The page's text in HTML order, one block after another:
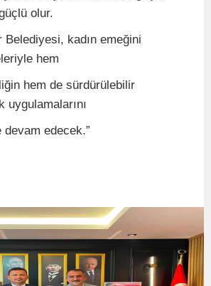
olur.
kadın emeğini
hem
hem de sürdürülebilir
uygulamalarını
edecek.”